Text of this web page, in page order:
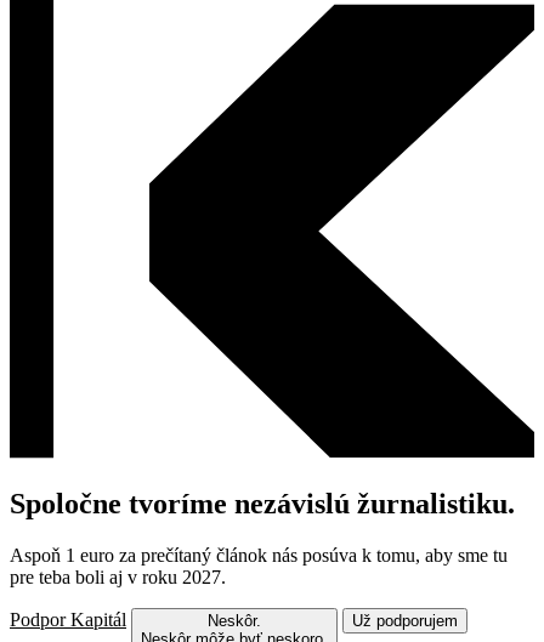
Spoločne tvoríme nezávislú žurnalistiku.
Aspoň 1 euro za prečítaný článok nás posúva k tomu, aby sme tu
pre teba boli aj v roku 2027.
Podpor Kapitál
Neskôr.
Už podporujem